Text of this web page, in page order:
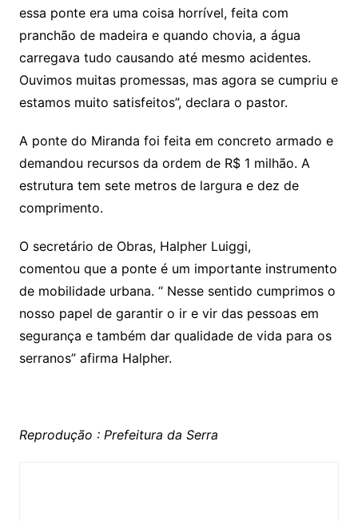
essa ponte era uma coisa horrível, feita com
pranchão de madeira e quando chovia, a água
carregava tudo causando até mesmo acidentes.
Ouvimos muitas promessas, mas agora se cumpriu e
estamos muito satisfeitos”, declara o pastor.
A ponte do Miranda foi feita em concreto armado e
demandou recursos da ordem de R$ 1 milhão. A
estrutura tem sete metros de largura e dez de
comprimento.
O secretário de Obras, Halpher Luiggi,
comentou que a ponte é um importante instrumento
de mobilidade urbana. “ Nesse sentido cumprimos o
nosso papel de garantir o ir e vir das pessoas em
segurança e também dar qualidade de vida para os
serranos” afirma Halpher.
Reprodução : Prefeitura da Serra